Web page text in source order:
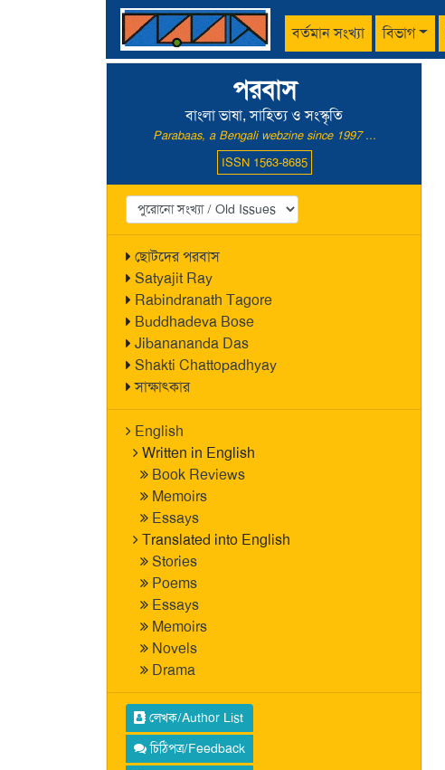
বর্তমান সংখ্যা বিভাগ
পরবাস
বাংলা ভাষা, সাহিত্য ও সংস্কৃতি
Parabaas, a Bengali webzine since 1997 ...
ISSN 1563-8685
ছোটদের পরবাস
Satyajit Ray
Rabindranath Tagore
Buddhadeva Bose
Jibanananda Das
Shakti Chattopadhyay
সাক্ষাৎকার
English
Written in English
Book Reviews
Memoirs
Essays
Translated into English
Stories
Poems
Essays
Memoirs
Novels
Drama
লেখক/Author List
চিঠিপত্র/Feedback